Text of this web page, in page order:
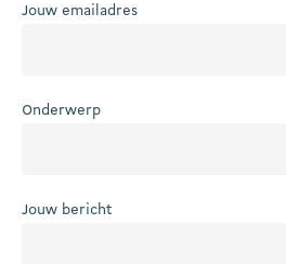
Jouw emailadres
Onderwerp
Jouw bericht